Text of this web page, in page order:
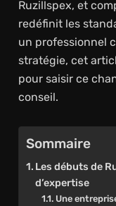
Ruzillspex, et
redéfinit les
un professionnel
stratégie, cet
pour saisir ce
conseil.
Sommaire
Les débuts de
d’expertise
Une